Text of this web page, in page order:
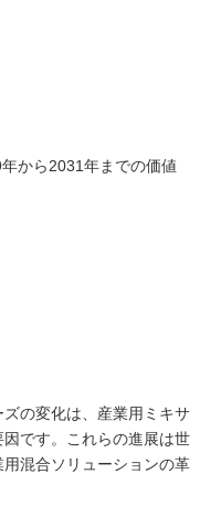
から2031年までの価値
の変化は、産業用ミキサ
です。これらの進展は世
混合ソリューションの革